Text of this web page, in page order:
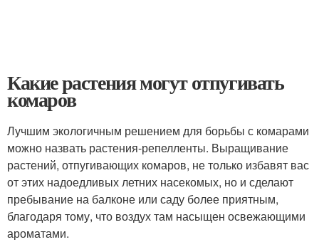
Какие растения могут отпугивать
комаров
Лучшим экологичным решением для борьбы с комарами
можно назвать растения-репелленты. Выращивание
растений, отпугивающих комаров, не только избавят вас
от этих надоедливых летних насекомых, но и сделают
пребывание на балконе или саду более приятным,
благодаря тому, что воздух там насыщен освежающими
ароматами.